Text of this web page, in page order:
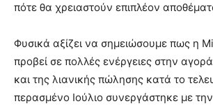
πότε θα χρειαστούν επιπλέον
Φυσικά αξίζει να σημειώσουμε πως η
προβεί σε πολλές ενέργειες στην
και της λιανικής πώλησης κατά το
περασμένο Ιούλιο συνεργάστηκε με